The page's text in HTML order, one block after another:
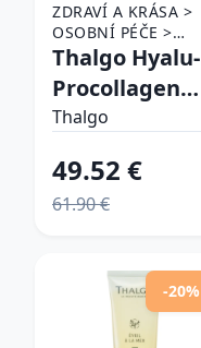
ZDRAVÍ A KRÁSA >
OSOBNÍ PÉČE >
KOSMETIKA > PÉČE
O PLEŤ
Thalgo Hyalu-
Procollagen
Correcting Gel-
hydratačný a
vyhladrujúci
matným
efektom eco-
refill 50 ml
Thalgo
49.52 €
61.90 €
-20%